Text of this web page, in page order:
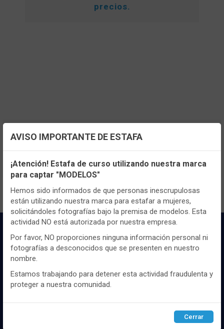
precios.
TENEMOS MUCHOS MÁS !
Registrateaquípara poder ver todo el
contenido y los precios.
marcaas de ropa y complementos del
Configuración de cookies
Utilizamos cookies propias y de terceros, de sesión o
persistentes, para hacer funcionar de manera segura nuestra
página web y personalizar su contenido.
Igualmente, utilizamos cookies para medir y obtener datos de
la navegación que realizas y para ajustar el contenido a tus
gustos y preferencias.
Puedesconfigurary aceptar el uso de cookies a tu gusto.
Para obtener más información visita nuestra
cookies .
Configurar Rechazar ACEPTAR
AVISO IMPORTANTE DE ESTAFA
¡Atención! Estafa de curso utilizando nuestra marca
para captar "MODELOS"
Hemos sido informados de que personas inescrupulosas
están utilizando nuestra marca para estafar a mujeres,
solicitándoles fotografías bajo la premisa de modelos. Esta
actividad NO está autorizada por nuestra empresa.
Por favor, NO proporciones ninguna información personal ni
fotografías a desconocidos que se presenten en nuestro
nombre.
Estamos trabajando para detener esta actividad fraudulenta y
proteger a nuestra comunidad.
Cerrar